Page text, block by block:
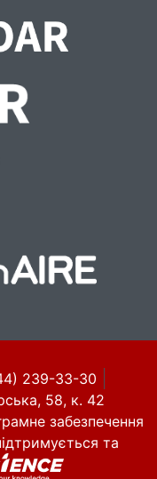
239-33-30
58, к. 42
забезпечення
та